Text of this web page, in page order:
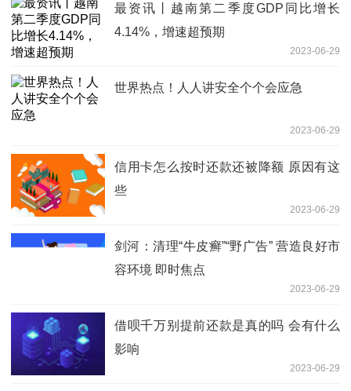
最资讯丨越南第二季度GDP同比增长
4.14%，增速超预期
2023-06-29
世界热点！人人讲安全个个会应急
2023-06-29
信用卡怎么按时还款还被降额 原因有这
些
2023-06-29
剑河：清理“牛皮癣”“野广告” 营造良好市
容环境 即时焦点
2023-06-29
借呗千万别提前还款是真的吗 会有什么
影响
2023-06-29